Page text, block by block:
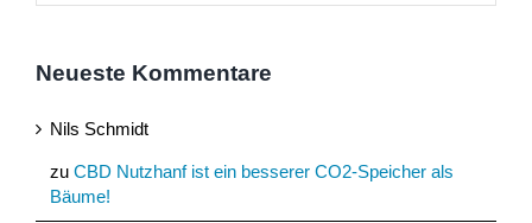
Neueste Kommentare
Nils Schmidt
zu CBD Nutzhanf ist ein besserer CO2-Speicher als
Bäume!